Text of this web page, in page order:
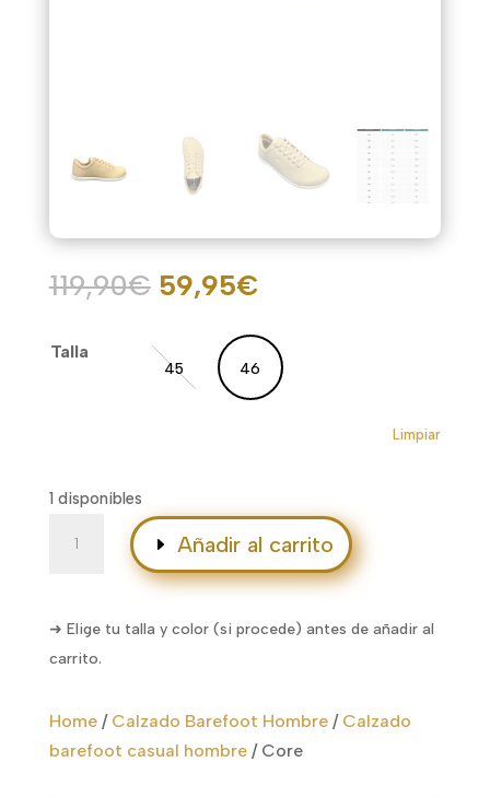
119,90€ El
original
era:
119,90€.
59,95€El
actual
es:
59,95€.
Talla
45 46
Limpiar
1 disponibles
Añadir al carrito
➜ Elige tu talla y color (si procede) antes de añadir al
carrito.
Home/ Calzado Barefoot Hombre/ Calzado
barefoot casual hombre/ Core